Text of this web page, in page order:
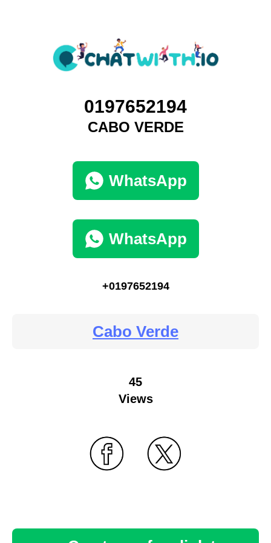
0197652194
CABO VERDE
WhatsApp
WhatsApp
+0197652194
Cabo Verde
45
Views